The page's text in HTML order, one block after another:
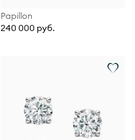
Papillon
240 000 руб.